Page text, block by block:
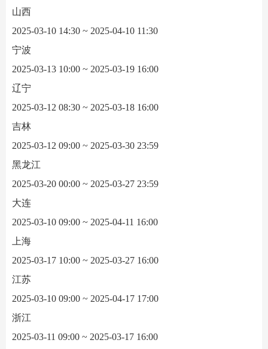
山西
2025-03-10 14:30 ~ 2025-04-10 11:30
宁波
2025-03-13 10:00 ~ 2025-03-19 16:00
辽宁
2025-03-12 08:30 ~ 2025-03-18 16:00
吉林
2025-03-12 09:00 ~ 2025-03-30 23:59
黑龙江
2025-03-20 00:00 ~ 2025-03-27 23:59
大连
2025-03-10 09:00 ~ 2025-04-11 16:00
上海
2025-03-17 10:00 ~ 2025-03-27 16:00
江苏
2025-03-10 09:00 ~ 2025-04-17 17:00
浙江
2025-03-11 09:00 ~ 2025-03-17 16:00